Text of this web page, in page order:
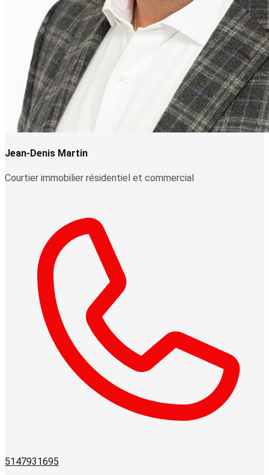
Jean-Denis Martin
Courtier immobilier résidentiel et commercial
5147931695